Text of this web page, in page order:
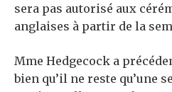
sera pas autorisé aux
anglaises à partir de la
Mme Hedgecock a
bien qu’il ne reste qu’une